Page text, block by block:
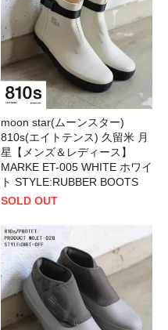
moon star(ムーンスター)
810s(エイトテンス) 久留米 月
星【メンズ＆レディース】
MARKE ET-005 WHITE ホワイ
ト STYLE:RUBBER BOOTS
SOLD OUT